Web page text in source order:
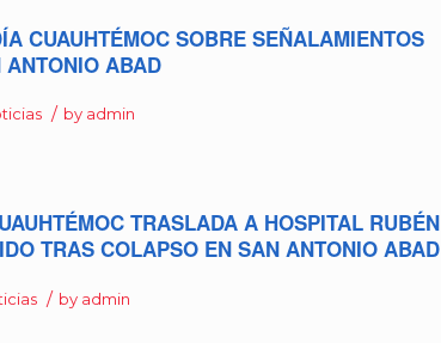
CUAUHTÉMOC SOBRE SEÑALAMIENTOS
ABAD
/ by admin
TRASLADA A HOSPITAL RUBÉN
TRAS COLAPSO EN SAN ANTONIO ABAD
/ by admin